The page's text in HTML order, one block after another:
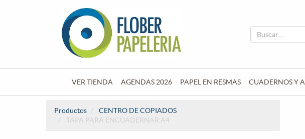
VER TIENDA AGENDAS 2026 PAPEL EN RESMAS CUADERNOS Y
Productos
CENTRO DE COPIADOS
TAPA PARA ENCUADERNAR A4